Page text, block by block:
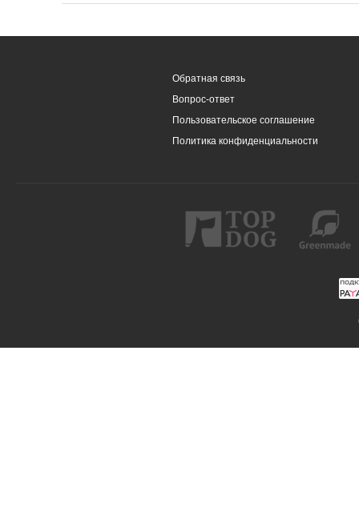
Обратная связь
Вопрос-ответ
Пользовательское соглашение
Политика конфиденциальности